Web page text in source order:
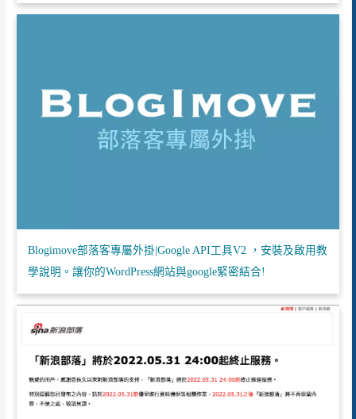
Blogimove部落客專屬外掛|Google API工具V2 ，安裝及啟用教
學說明。讓你的WordPress網站與google緊密結合!